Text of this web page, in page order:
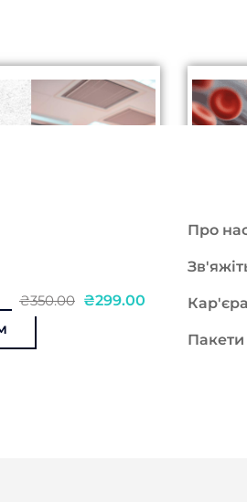
₴350.00 ₴299.00
інфекційний
сестри.
працювати з
Курс
Про
Кар'єра
Пакети